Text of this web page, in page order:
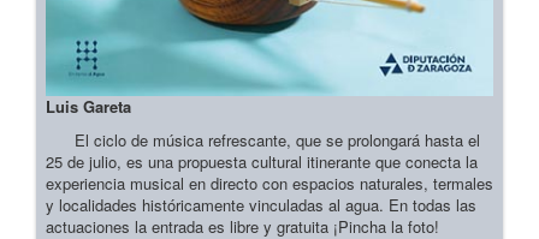
Luis Gareta
El ciclo de música refrescante, que se prolongará hasta el
25 de julio, es una propuesta cultural itinerante que conecta la
experiencia musical en directo con espacios naturales, termales
y localidades históricamente vinculadas al agua. En todas las
actuaciones la entrada es libre y gratuita ¡Pincha la foto!